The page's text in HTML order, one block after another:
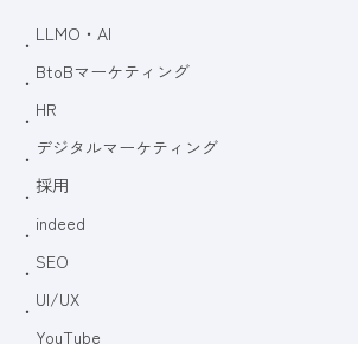
LLMO・AI
BtoBマーケティング
HR
デジタルマーケティング
採用
indeed
SEO
UI/UX
YouTube